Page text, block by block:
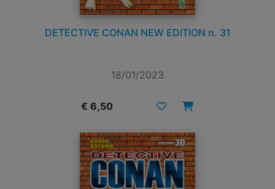
DETECTIVE CONAN NEW EDITION n. 31
18/01/2023
€ 6,50